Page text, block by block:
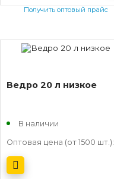
Получить оптовый прайс
Ведро 20 л низкое
В наличии
Оптовая цена (от 1500 шт.):